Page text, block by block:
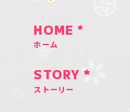
HOME
ホーム
STORY
ストーリー